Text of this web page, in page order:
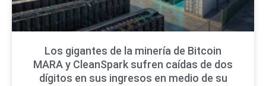
Los gigantes de la minería de Bitcoin
MARA y CleanSpark sufren caídas de dos
dígitos en sus ingresos en medio de su